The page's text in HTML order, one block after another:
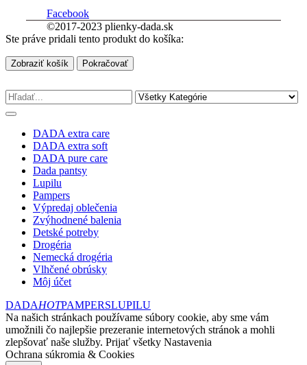
Facebook
©2017-2023 plienky-dada.sk
Ste práve pridali tento produkt do košíka:
Zobraziť košík Pokračovať
DADA extra care
DADA extra soft
DADA pure care
Dada pantsy
Lupilu
Pampers
Výpredaj oblečenia
Zvýhodnené balenia
Detské potreby
Drogéria
Nemecká drogéria
Vlhčené obrúsky
Môj účet
DADAHOTPAMPERSLUPILU
Na našich stránkach používame súbory cookie, aby sme vám
umožnili čo najlepšie prezeranie internetových stránok a mohli
zlepšovať naše služby. Prijať všetky Nastavenia
Ochrana súkromia & Cookies